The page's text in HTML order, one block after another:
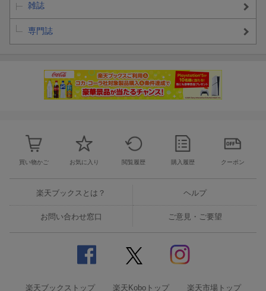
雑誌
専門誌
買い物かご お気に入り 閲覧履歴 購入履歴 クーポン
楽天ブックスとは？ ヘルプ
お問い合わせ窓口 ご意見・ご要望
楽天ブックストップ 楽天Koboトップ 楽天市場トップ